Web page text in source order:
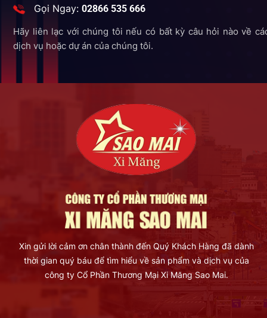
Gọi Ngay: 02866 535 666
Hãy liên lạc với chúng tôi nếu có bất kỳ câu hỏi nào về
dịch vụ hoặc dự án của chúng tôi.
Xin gửi lời cảm ơn chân thành đến Quý Khách Hàng đã dành
thời gian quý báu để tìm hiểu về sản phẩm và dịch vụ của
công ty Cổ Phần Thương Mại Xi Măng Sao Mai.